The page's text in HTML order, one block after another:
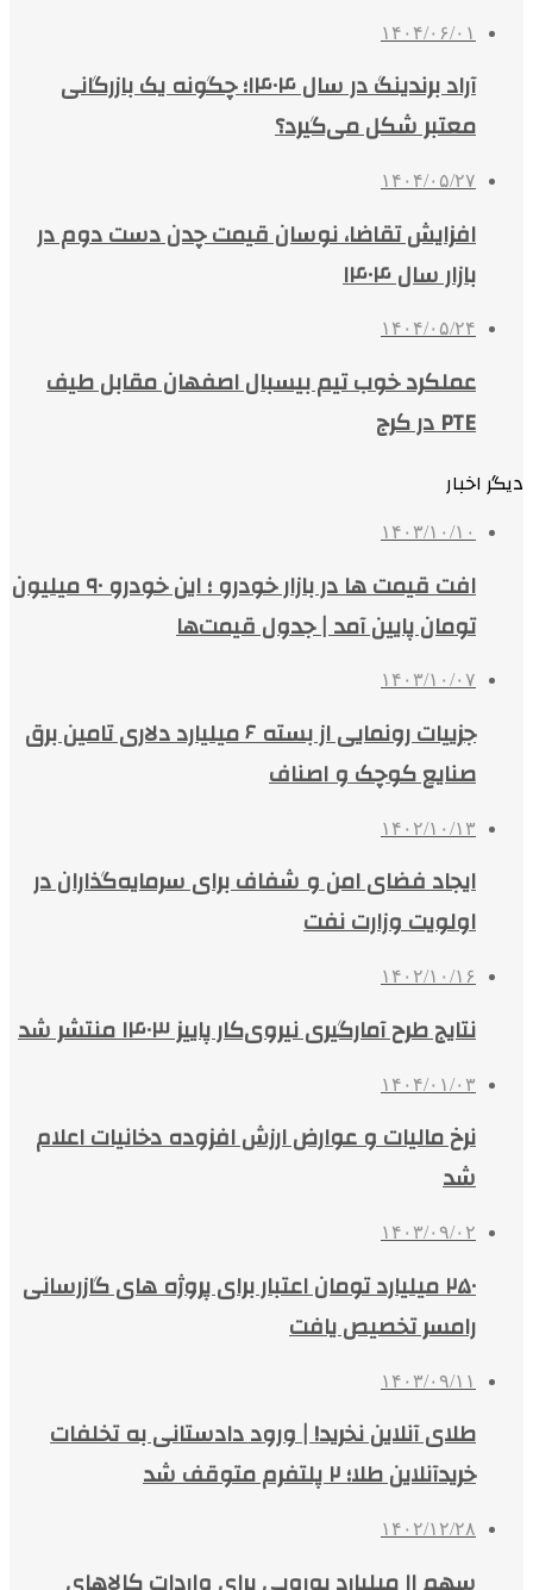
۱۴۰۴/۰۶/۰۱
آراد برندینگ در سال ۱۴۰۴؛ چگونه یک بازرگانی
معتبر شکل می‌گیرد؟
۱۴۰۴/۰۵/۲۷
افزایش تقاضا، نوسان قیمت چدن دست دوم در
بازار سال ۱۴۰۴
۱۴۰۴/۰۵/۲۴
عملکرد خوب تیم بیسبال اصفهان مقابل طیف
PTE در کرج
دیگر اخبار
۱۴۰۳/۱۰/۱۰
افت قیمت ها در بازار خودرو ؛ این خودرو ۹۰ میلیون
تومان پایین آمد | جدول قیمت‌ها
۱۴۰۳/۱۰/۰۷
جزییات رونمایی از بسته ۶ میلیارد دلاری تامین برق
صنایع کوچک و اصناف
۱۴۰۲/۱۰/۱۳
ایجاد فضای امن و شفاف برای سرمایه‌گذاران در
اولویت وزارت نفت
۱۴۰۲/۱۰/۱۶
نتایج طرح آمارگیری نیروی‌کار پاییز ۱۴۰۳ منتشر شد
۱۴۰۴/۰۱/۰۳
نرخ مالیات و عوارض ارزش‌ افزوده دخانیات اعلام
شد
۱۴۰۳/۰۹/۰۲
۲۵۰ میلیارد تومان اعتبار برای پروژه های گازرسانی
رامسر تخصیص یافت
۱۴۰۳/۰۹/۱۱
طلای آنلاین نخرید! | ورود دادستانی به تخلفات
خریدآنلاین طلا؛ ۲ پلتفرم متوقف شد
۱۴۰۲/۱۲/۲۸